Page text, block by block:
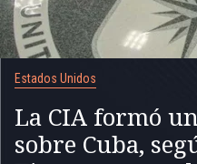
Estados Unidos
La CIA formó
sobre Cuba,